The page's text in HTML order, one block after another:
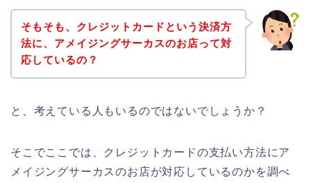
そもそも、クレジットカードという決済方
法に、アメイジングサーカスのお店って対
応しているの？
と、考えている人もいるのではないでしょうか？
そこでここでは、クレジットカードの支払い方法にア
メイジングサーカスのお店が対応しているのかを調べ